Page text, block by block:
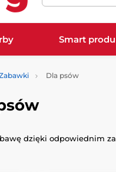
Smart
Dla psów
dzięki odpowiednim